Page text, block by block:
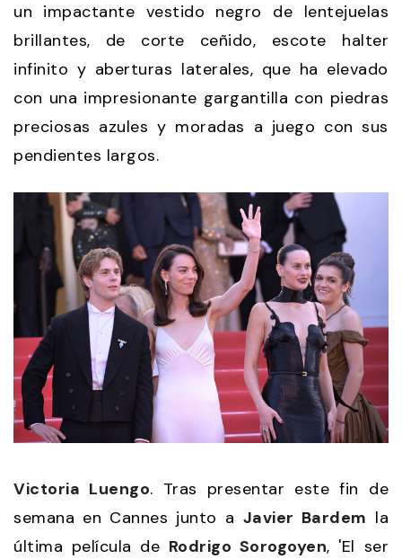
un impactante vestido negro de lentejuelas
brillantes, de corte ceñido, escote halter
infinito y aberturas laterales, que ha elevado
con una impresionante gargantilla con piedras
preciosas azules y moradas a juego con sus
pendientes largos.
Victoria Luengo. Tras presentar este fin de
semana en Cannes junto a Javier Bardem la
última película de Rodrigo Sorogoyen, 'El ser